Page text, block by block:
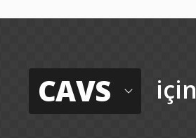
CAVS için